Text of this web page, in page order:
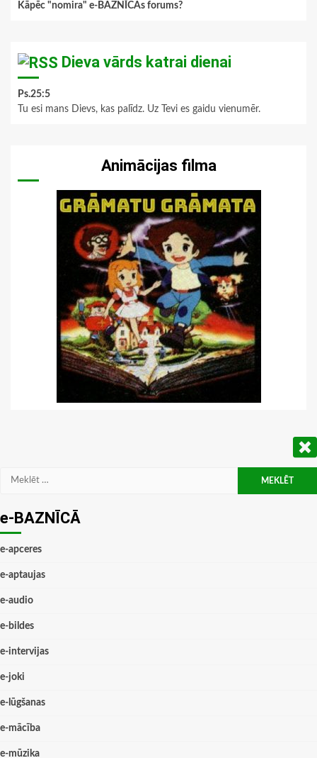
Kāpēc "nomira" e-BAZNĪCAs forums?
Dieva vārds katrai dienai
Ps.25:5
Tu esi mans Dievs, kas palīdz. Uz Tevi es gaidu vienumēr.
Animācijas filma
Meklēt:
e-BAZNĪCĀ
e-apceres
e-aptaujas
e-audio
e-bildes
e-intervijas
e-joki
e-lūgšanas
e-mācība
e-mūzika